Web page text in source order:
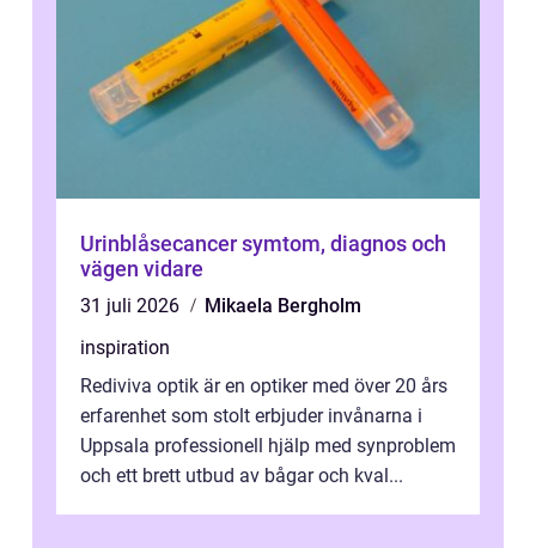
Urinblåsecancer symtom, diagnos och
vägen vidare
31 juli 2026
Mikaela Bergholm
inspiration
Rediviva optik är en optiker med över 20 års
erfarenhet som stolt erbjuder invånarna i
Uppsala professionell hjälp med synproblem
och ett brett utbud av bågar och kval...